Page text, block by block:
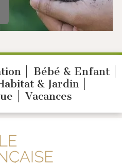
Bébé & Enfant
& Jardin
Vacances